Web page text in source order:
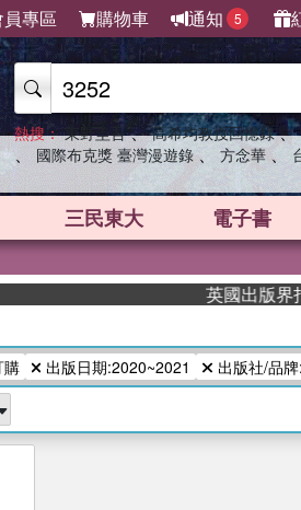
專區 購物車 通知 5
熱搜： 東野圭吾 、 高希均教授回憶錄 、
、 國際布克獎 臺灣漫遊錄 、 方念華 、
三民東大 電子書
英國出版界
購 出版日期:2020~2021 出版社/品